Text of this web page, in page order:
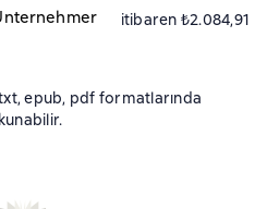
itibaren ₺2.084,91
epub, pdf formatlarında